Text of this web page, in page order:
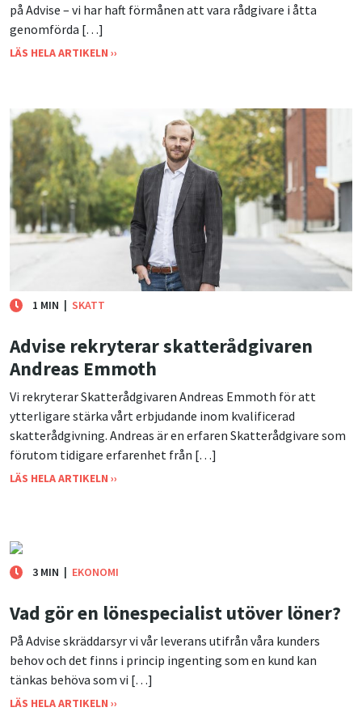
på Advise – vi har haft förmånen att vara rådgivare i åtta
genomförda […]
LÄS HELA ARTIKELN ››
1 MIN | SKATT
Advise rekryterar skatterådgivaren
Andreas Emmoth
Vi rekryterar Skatterådgivaren Andreas Emmoth för att
ytterligare stärka vårt erbjudande inom kvalificerad
skatterådgivning. Andreas är en erfaren Skatterådgivare som
förutom tidigare erfarenhet från […]
LÄS HELA ARTIKELN ››
3 MIN | EKONOMI
Vad gör en lönespecialist utöver löner?
På Advise skräddarsyr vi vår leverans utifrån våra kunders
behov och det finns i princip ingenting som en kund kan
tänkas behöva som vi […]
LÄS HELA ARTIKELN ››